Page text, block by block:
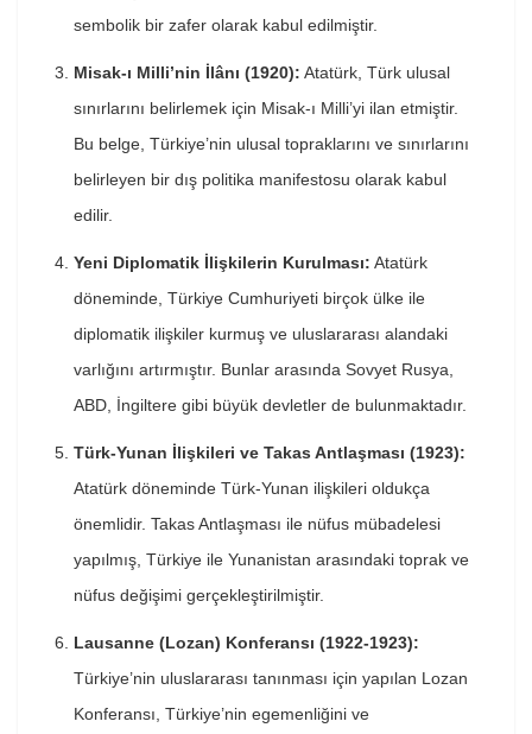
sembolik bir zafer olarak kabul edilmiştir.
Misak-ı Milli’nin İlânı (1920): Atatürk, Türk ulusal
sınırlarını belirlemek için Misak-ı Milli’yi ilan etmiştir.
Bu belge, Türkiye’nin ulusal topraklarını ve sınırlarını
belirleyen bir dış politika manifestosu olarak kabul
edilir.
Yeni Diplomatik İlişkilerin Kurulması: Atatürk
döneminde, Türkiye Cumhuriyeti birçok ülke ile
diplomatik ilişkiler kurmuş ve uluslararası alandaki
varlığını artırmıştır. Bunlar arasında Sovyet Rusya,
ABD, İngiltere gibi büyük devletler de bulunmaktadır.
Türk-Yunan İlişkileri ve Takas Antlaşması (1923):
Atatürk döneminde Türk-Yunan ilişkileri oldukça
önemlidir. Takas Antlaşması ile nüfus mübadelesi
yapılmış, Türkiye ile Yunanistan arasındaki toprak ve
nüfus değişimi gerçekleştirilmiştir.
Lausanne (Lozan) Konferansı (1922-1923):
Türkiye’nin uluslararası tanınması için yapılan Lozan
Konferansı, Türkiye’nin egemenliğini ve